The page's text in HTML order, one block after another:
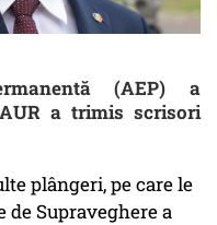
(AEP) a
a trimis scrisori
plângeri, pe care le
Supraveghere a